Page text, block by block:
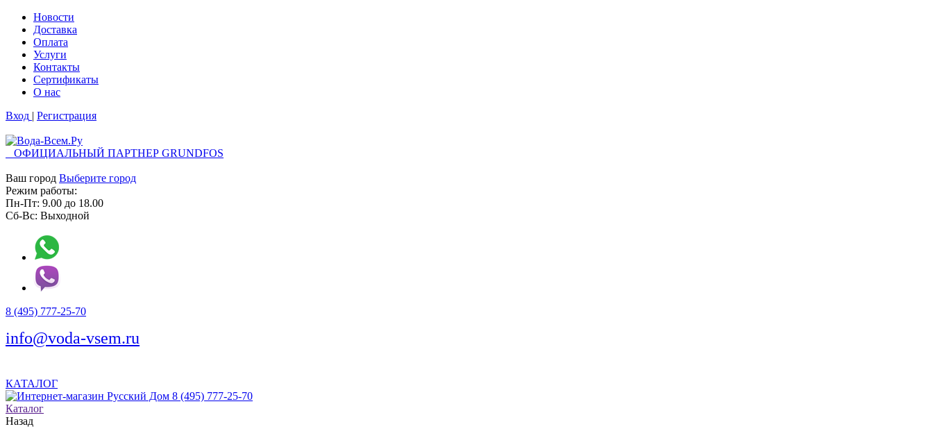
Новости
Доставка
Оплата
Услуги
Контакты
Cертификаты
О нас
Вход | Регистрация
ОФИЦИАЛЬНЫЙ ПАРТНЕР GRUNDFOS
Ваш город Выберите город
Режим работы:
Пн-Пт: 9.00 до 18.00
Сб-Вс: Выходной
8 (495) 777-25-70
info@voda-vsem.ru
КАТАЛОГ
8 (495) 777-25-70
Каталог
Назад